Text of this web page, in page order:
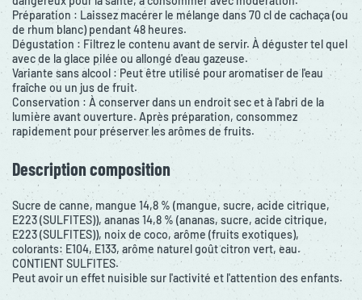
Préparation : Laissez macérer le mélange dans 70 cl de cachaça (ou
de rhum blanc) pendant 48 heures.
Dégustation : Filtrez le contenu avant de servir. À déguster tel quel
avec de la glace pilée ou allongé d'eau gazeuse.
Variante sans alcool : Peut être utilisé pour aromatiser de l'eau
fraîche ou un jus de fruit.
Conservation : À conserver dans un endroit sec et à l'abri de la
lumière avant ouverture. Après préparation, consommez
rapidement pour préserver les arômes de fruits.
Description composition
Sucre de canne, mangue 14,8 % (mangue, sucre, acide citrique,
E223 (SULFITES)), ananas 14,8 % (ananas, sucre, acide citrique,
E223 (SULFITES)), noix de coco, arôme (fruits exotiques),
colorants: E104, E133, arôme naturel goût citron vert, eau.
CONTIENT SULFITES.
Peut avoir un effet nuisible sur l'activité et l'attention des enfants.